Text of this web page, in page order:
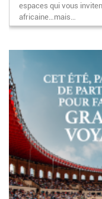
espaces qui vous
africaine…mais…